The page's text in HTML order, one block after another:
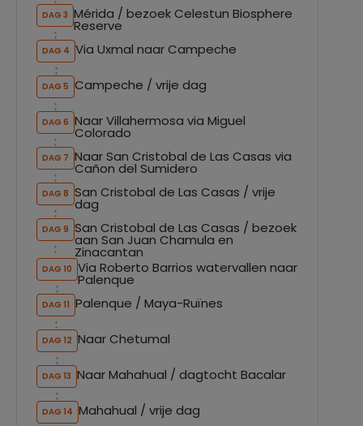
DAG 3 Mérida / bezoek Celestun Biosphere
Reserve
DAG 4 Via Uxmal naar Campeche
DAG 5 Campeche / vrije dag
DAG 6 Naar Villahermosa via Miguel
Colorado
DAG 7 Naar San Cristobal de Las Casas via
Cañon del Sumidero
DAG 8 San Cristobal de Las Casas / vrije
dag
DAG 9 San Cristobal de Las Casas / bezoek
aan San Juan Chamula en
Zinacantan
DAG 10 Via Roberto Barrios watervallen naar
Palenque
DAG 11 Palenque / Maya-Ruïnes
DAG 12 Naar Chetumal
DAG 13 Naar Mahahual / dagtocht Bacalar
DAG 14 Mahahual / vrije dag